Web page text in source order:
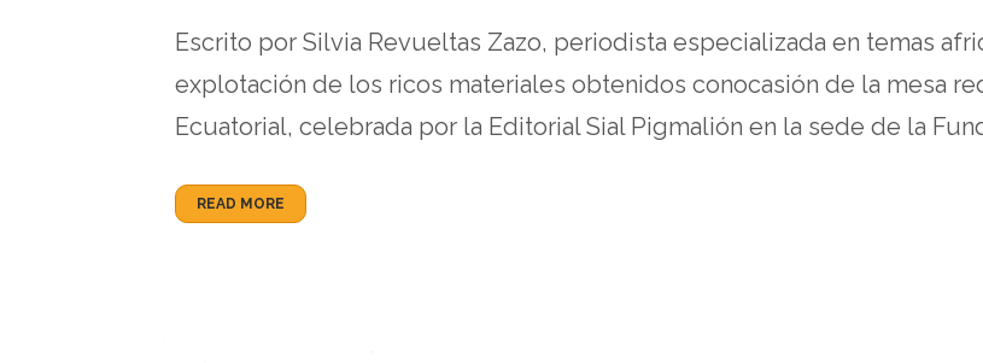
Escrito por Silvia Revueltas Zazo, periodista especializada en temas
explotación de los ricos materiales obtenidos conocasión de la mesa
Ecuatorial, celebrada por la Editorial Sial Pigmalión en la sede de la
READ MORE